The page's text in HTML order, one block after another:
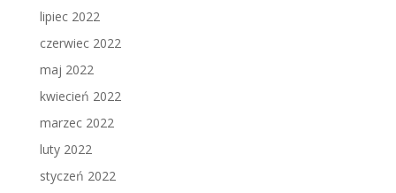
lipiec 2022
czerwiec 2022
maj 2022
kwiecień 2022
marzec 2022
luty 2022
styczeń 2022